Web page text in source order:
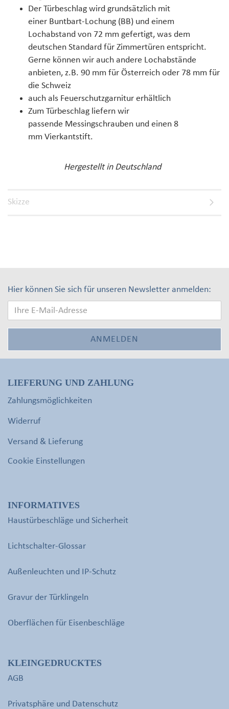
Der Türbeschlag wird grundsätzlich mit
einer Buntbart-Lochung (BB) und einem
Lochabstand von 72 mm gefertigt, was dem
deutschen Standard für Zimmertüren entspricht.
Gerne können wir auch andere Lochabstände
anbieten, z.B. 90 mm für Österreich oder 78 mm für
die Schweiz
auch als Feuerschutzgarnitur erhältlich
Zum Türbeschlag liefern wir
passende Messingschrauben und einen 8
mm Vierkantstift.
Hergestellt in Deutschland
Skizze
Hier können Sie sich für unseren Newsletter anmelden:
LIEFERUNG UND ZAHLUNG
Zahlungsmöglichkeiten
Widerruf
Versand & Lieferung
Cookie Einstellungen
INFORMATIVES
Haustürbeschläge und Sicherheit
Lichtschalter-Glossar
Außenleuchten und IP-Schutz
Gravur der Türklingeln
Oberflächen für Eisenbeschläge
KLEINGEDRUCKTES
AGB
Privatsphäre und Datenschutz